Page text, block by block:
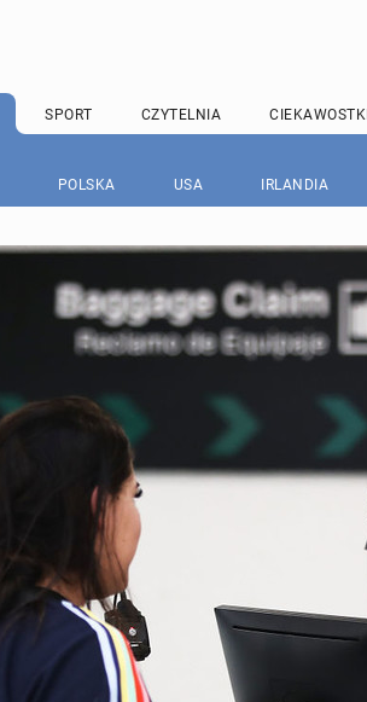
SPORT CZYTELNIA CIEKAWOSTKI
POLSKA USA IRLANDIA